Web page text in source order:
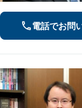
電話でお問